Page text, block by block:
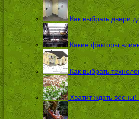
Как выбрать двери
Какие факторы
Как выбрать
Хватит ждать